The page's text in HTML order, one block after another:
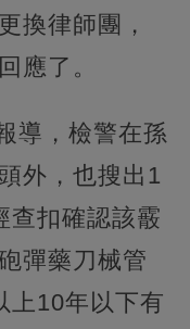
換律師團，
應了。
導，檢警在孫
外，也搜出1
查扣確認該霰
彈藥刀械管
上10年以下有